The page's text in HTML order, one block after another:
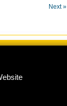
Next »